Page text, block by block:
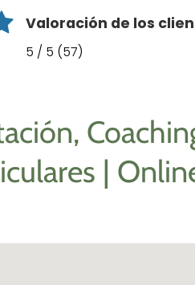
Valoración de los
5 / 5 (57)
|